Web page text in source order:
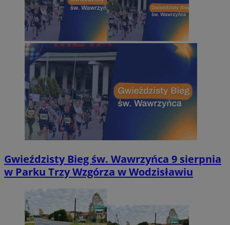
Gwieździsty Bieg św. Wawrzyńca 9 sierpnia
w Parku Trzy Wzgórza w Wodzisławiu